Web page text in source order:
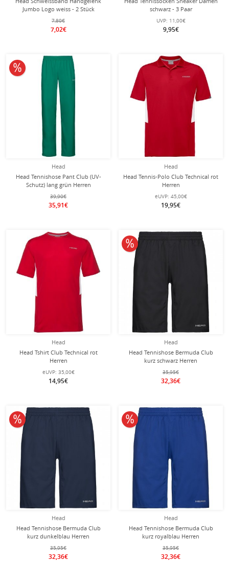
Jumbo Logo weiss - 2 Stück
7,80€
7,02€
schwarz - 3 Paar
UVP: 11,00€
9,95€
Head
Head Tennishose Pant Club (UV-
Schutz) lang grün Herren
39,90€
35,91€
10% reduziert
Head
Head Tennis-Polo Club Technical rot
Herren
eUVP: 45,00€
19,95€
Head
Head Tshirt Club Technical rot
Herren
eUVP: 35,00€
14,95€
Head
Head Tennishose Bermuda Club
kurz schwarz Herren
35,95€
32,36€
10% reduziert
Head
Head Tennishose Bermuda Club
kurz dunkelblau Herren
35,95€
32,36€
10% reduziert
Head
Head Tennishose Bermuda Club
kurz royalblau Herren
35,95€
32,36€
10% reduziert